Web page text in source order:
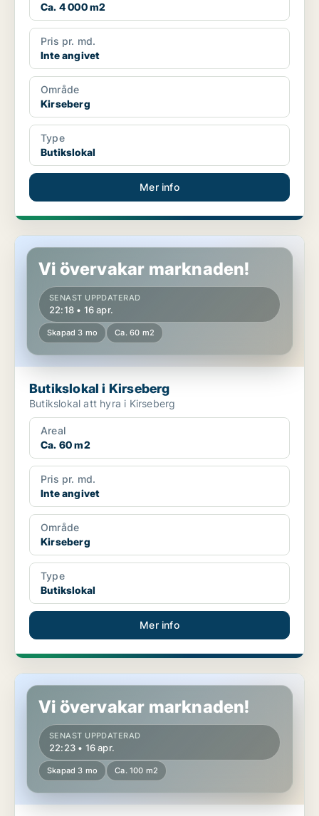
Ca. 4 000 m2
Pris pr. md.
Inte angivet
Område
Kirseberg
Type
Butikslokal
Mer info
Butikslokal i Kirseberg
Vi övervakar marknaden!
SENAST UPPDATERAD
22:18 • 16 apr.
Skapad 3 mo Ca. 60 m2
Butikslokal i Kirseberg
Butikslokal att hyra i Kirseberg
Areal
Ca. 60 m2
Pris pr. md.
Inte angivet
Område
Kirseberg
Type
Butikslokal
Mer info
Butikslokal i Kirseberg
Vi övervakar marknaden!
SENAST UPPDATERAD
22:23 • 16 apr.
Skapad 3 mo Ca. 100 m2